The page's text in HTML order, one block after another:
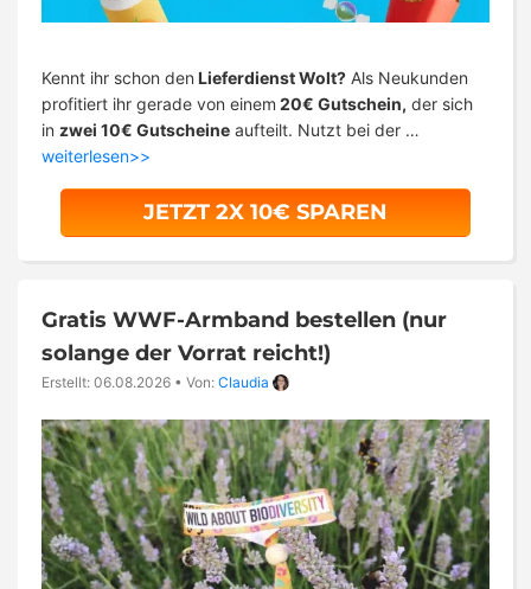
Kennt ihr schon den Lieferdienst Wolt? Als Neukunden
profitiert ihr gerade von einem 20€ Gutschein, der sich
in zwei 10€ Gutscheine aufteilt. Nutzt bei der …
weiterlesen>>
JETZT 2X 10€ SPAREN
Gratis WWF-Armband bestellen (nur
solange der Vorrat reicht!)
Erstellt: 06.08.2026 • Von: Claudia